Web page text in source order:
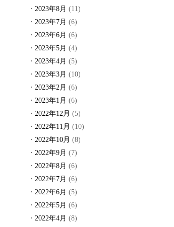
2023年8月 (11)
2023年7月 (6)
2023年6月 (6)
2023年5月 (4)
2023年4月 (5)
2023年3月 (10)
2023年2月 (6)
2023年1月 (6)
2022年12月 (5)
2022年11月 (10)
2022年10月 (8)
2022年9月 (7)
2022年8月 (6)
2022年7月 (6)
2022年6月 (5)
2022年5月 (6)
2022年4月 (8)